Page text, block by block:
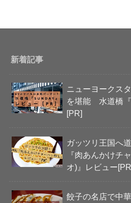
新着記事
ニューヨークス
を堪能 水道橋
[PR]
ガッツリ王国へ
『肉あんかけチ
オ)』レビュー
餃子の名店で中